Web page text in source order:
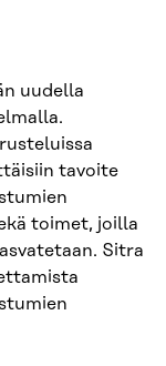
uudella
tavoite
toimet, joilla
Sitra